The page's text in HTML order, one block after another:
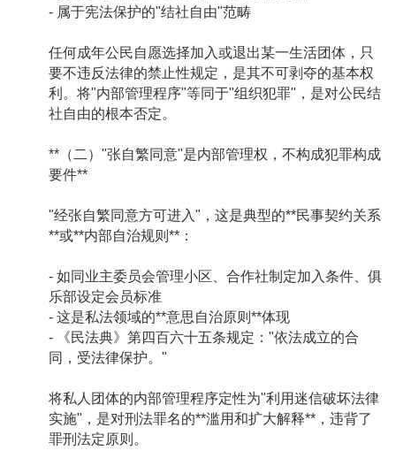
- 属于宪法保护的"结社自由"范畴
任何成年公民自愿选择加入或退出某一生活团体，只
要不违反法律的禁止性规定，是其不可剥夺的基本权
利。将"内部管理程序"等同于"组织犯罪"，是对公民结
社自由的根本否定。
**（二）"张自繁同意"是内部管理权，不构成犯罪构成
要件**
"经张自繁同意方可进入"，这是典型的**民事契约关系
**或**内部自治规则**：
- 如同业主委员会管理小区、合作社制定加入条件、俱
乐部设定会员标准
- 这是私法领域的**意思自治原则**体现
- 《民法典》第四百六十五条规定："依法成立的合
同，受法律保护。"
将私人团体的内部管理程序定性为"利用迷信破坏法律
实施"，是对刑法罪名的**滥用和扩大解释**，违背了
罪刑法定原则。